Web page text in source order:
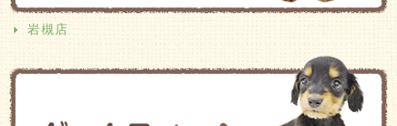
岩槻店